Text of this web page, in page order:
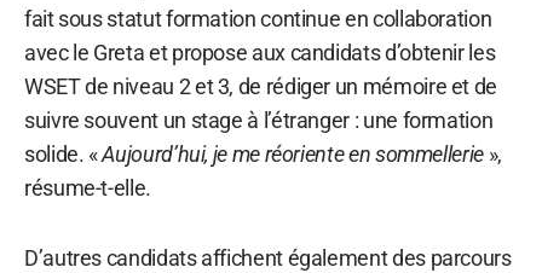
fait sous statut formation continue en collaboration
avec le Greta et propose aux candidats d’obtenir les
WSET de niveau 2 et 3, de rédiger un mémoire et de
suivre souvent un stage à l’étranger : une formation
solide. «Aujourd’hui, je me réoriente en sommellerie»,
résume-t-elle.
D’autres candidats affichent également des parcours